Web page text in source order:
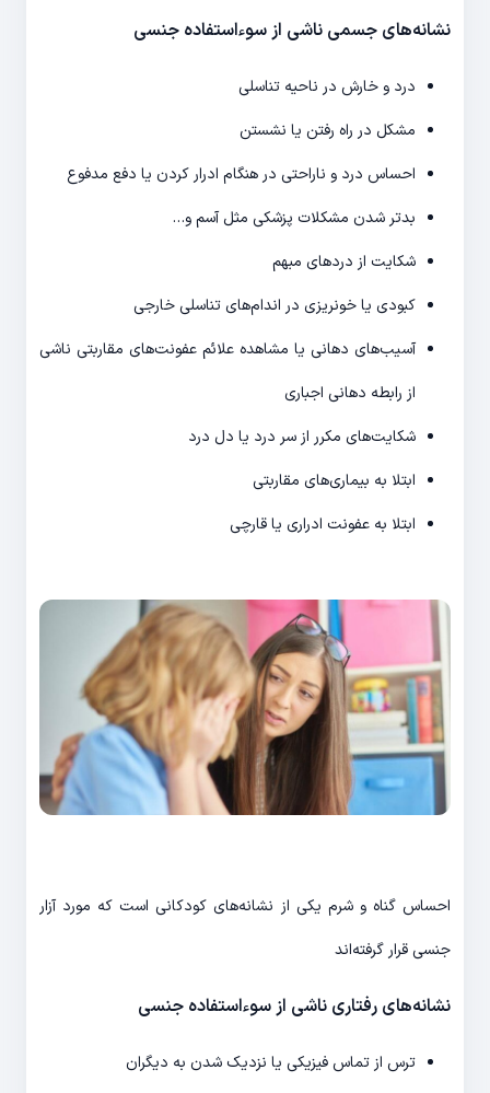
نشانه‌های جسمی ناشی از سوءاستفاده جنسی
درد و خارش در ناحیه تناسلی
مشکل در راه رفتن یا نشستن
احساس درد و ناراحتی در هنگام ادرار کردن یا دفع مدفوع
بدتر شدن مشکلات پزشکی مثل آسم و…
شکایت از دردهای مبهم
کبودی یا خونریزی در اندام‌های تناسلی خارجی
آسیب‌های دهانی یا مشاهده علائم عفونت‌های مقاربتی ناشی
از رابطه دهانی اجباری
شکایت‌های مکرر از سر درد یا دل درد
ابتلا به بیماری‌های مقاربتی
ابتلا به عفونت ادراری یا قارچی
احساس گناه و شرم یکی از نشانه‌های کودکانی است که مورد آزار
جنسی قرار گرفته‌اند
نشانه‌های رفتاری ناشی از سوءاستفاده جنسی
ترس از تماس فیزیکی یا نزدیک شدن به دیگران